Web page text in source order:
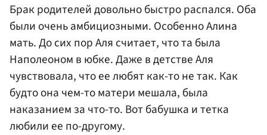
Брак родителей довольно быстро распался. Оба
были очень амбициозными. Особенно Алина
мать. До сих пор Аля считает, что та была
Наполеоном в юбке. Даже в детстве Аля
чувствовала, что ее любят как-то не так. Как
будто она чем-то матери мешала, была
наказанием за что-то. Вот бабушка и тетка
любили ее по-другому.